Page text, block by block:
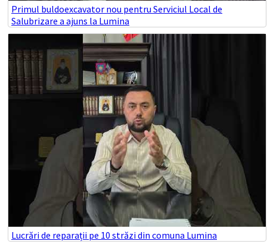
Primul buldoexcavator nou pentru Serviciul Local de
Salubrizare a ajuns la Lumina
Lucrări de reparații pe 10 străzi din comuna Lumina